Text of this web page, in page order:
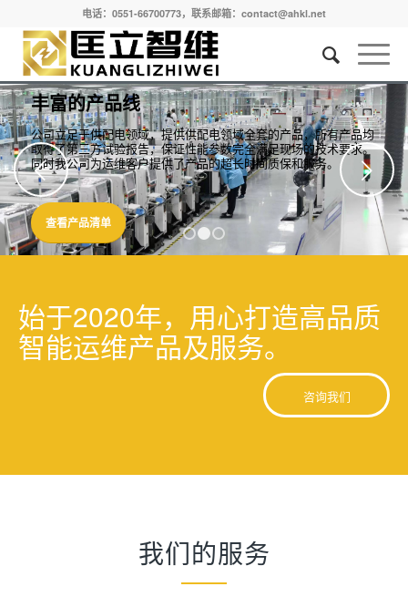
电话：0551-66700773，联系邮箱：contact@ahkl.net
丰富的产品线
公司立足于供配电领域，提供供配电领域全套的产品，所有产品均
取得了第三方试验报告，保证性能参数完全满足现场的技术要求。
同时我公司为运维客户提供了产品的超长时间质保和服务。
查看产品清单
下一页
1 2
始于2020年，用心打造高品质
智能运维产品及服务。
咨询我们
我们的服务